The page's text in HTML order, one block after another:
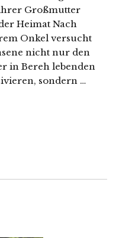
Großmutter
Heimat Nach
Onkel versucht
nicht nur den
in Bereh lebenden
sondern …